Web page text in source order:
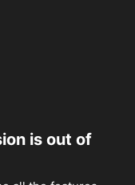
is out of